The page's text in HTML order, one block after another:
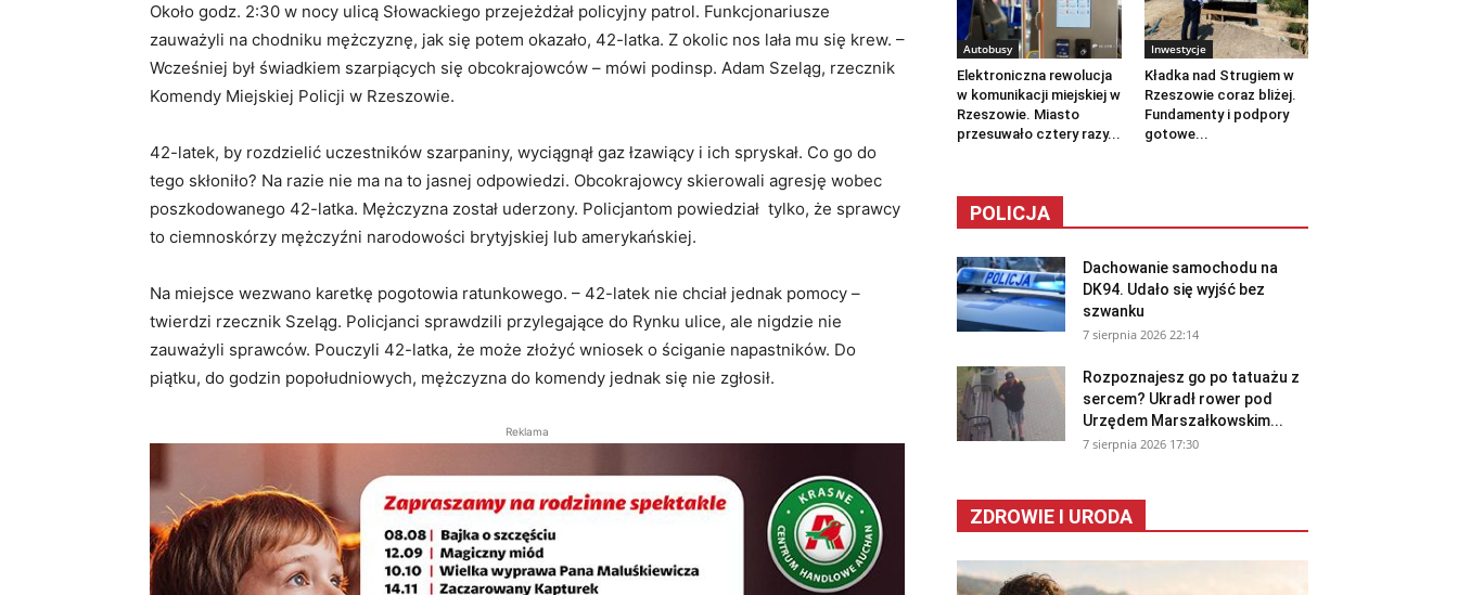
Około godz. 2:30 w nocy ulicą Słowackiego przejeżdżał policyjny patrol. Funkcjonariusze
zauważyli na chodniku mężczyznę, jak się potem okazało, 42-latka. Z okolic nos lała mu się krew. –
Wcześniej był świadkiem szarpiących się obcokrajowców – mówi podinsp. Adam Szeląg, rzecznik
Komendy Miejskiej Policji w Rzeszowie.
42-latek, by rozdzielić uczestników szarpaniny, wyciągnął gaz łzawiący i ich spryskał. Co go do
tego skłoniło? Na razie nie ma na to jasnej odpowiedzi. Obcokrajowcy skierowali agresję wobec
poszkodowanego 42-latka. Mężczyzna został uderzony. Policjantom powiedział tylko, że sprawcy
to ciemnoskórzy mężczyźni narodowości brytyjskiej lub amerykańskiej.
Na miejsce wezwano karetkę pogotowia ratunkowego. – 42-latek nie chciał jednak pomocy –
twierdzi rzecznik Szeląg. Policjanci sprawdzili przylegające do Rynku ulice, ale nigdzie nie
zauważyli sprawców. Pouczyli 42-latka, że może złożyć wniosek o ściganie napastników. Do
piątku, do godzin popołudniowych, mężczyzna do komendy jednak się nie zgłosił.
Reklama
Autobusy
Elektroniczna rewolucja
w komunikacji miejskiej w
Rzeszowie. Miasto
przesuwało cztery razy...
Inwestycje
Kładka nad Strugiem w
Rzeszowie coraz bliżej.
Fundamenty i podpory
gotowe...
POLICJA
Dachowanie samochodu na
DK94. Udało się wyjść bez
szwanku
7 sierpnia 2026 22:14
Rozpoznajesz go po tatuażu z
sercem? Ukradł rower pod
Urzędem Marszałkowskim...
7 sierpnia 2026 17:30
ZDROWIE I URODA